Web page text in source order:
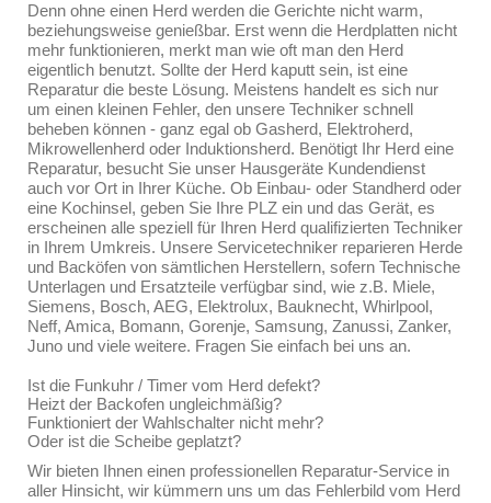
Denn ohne einen Herd werden die Gerichte nicht warm,
beziehungsweise genießbar. Erst wenn die Herdplatten nicht
mehr funktionieren, merkt man wie oft man den Herd
eigentlich benutzt. Sollte der Herd kaputt sein, ist eine
Reparatur die beste Lösung. Meistens handelt es sich nur
um einen kleinen Fehler, den unsere Techniker schnell
beheben können - ganz egal ob Gasherd, Elektroherd,
Mikrowellenherd oder Induktionsherd. Benötigt Ihr Herd eine
Reparatur, besucht Sie unser Hausgeräte Kundendienst
auch vor Ort in Ihrer Küche. Ob Einbau- oder Standherd oder
eine Kochinsel, geben Sie Ihre PLZ ein und das Gerät, es
erscheinen alle speziell für Ihren Herd qualifizierten Techniker
in Ihrem Umkreis. Unsere Servicetechniker reparieren Herde
und Backöfen von sämtlichen Herstellern, sofern Technische
Unterlagen und Ersatzteile verfügbar sind, wie z.B. Miele,
Siemens, Bosch, AEG, Elektrolux, Bauknecht, Whirlpool,
Neff, Amica, Bomann, Gorenje, Samsung, Zanussi, Zanker,
Juno und viele weitere. Fragen Sie einfach bei uns an.
Ist die Funkuhr / Timer vom Herd defekt?
Heizt der Backofen ungleichmäßig?
Funktioniert der Wahlschalter nicht mehr?
Oder ist die Scheibe geplatzt?
Wir bieten Ihnen einen professionellen Reparatur-Service in
aller Hinsicht, wir kümmern uns um das Fehlerbild vom Herd